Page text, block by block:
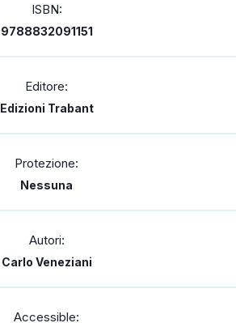
ISBN:
9788832091151
Editore:
Edizioni Trabant
Protezione:
Nessuna
Autori:
Carlo Veneziani
Accessible: